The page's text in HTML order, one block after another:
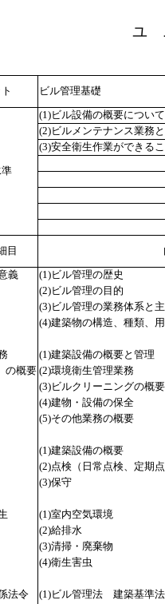
ユ
ビル管理基礎
(1)ビル設備の概要につい
(2)ビルメンテナンス業務
(3)安全衛生作業ができる
目
義
(1)ビル管理の歴史
(2)ビル管理の目的
(3)ビル管理の業務体系と
(4)建築物の構造、種類、
(1)建築設備の概要と管理
の概要 (2)環境衛生管理業務
(3)ビルクリーニングの概要
(4)建物・設備の保全
(5)その他業務の概要
(1)建築設備の概要
(2)点検（日常点検、定期
(3)保守
(1)室内空気環境
(2)給排水
(3)清掃・廃棄物
(4)衛生害虫
法令
(1)ビル管理法 建築基準法